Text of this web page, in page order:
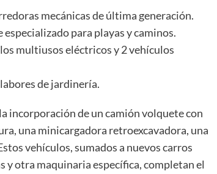
mecánicas de última generación.
para playas y caminos.
multiusos eléctricos y 2 vehículos
de jardinería.
incorporación de un camión volquete con
una minicargadora retroexcavadora, una
vehículos, sumados a nuevos carros
y otra maquinaria específica, completan el